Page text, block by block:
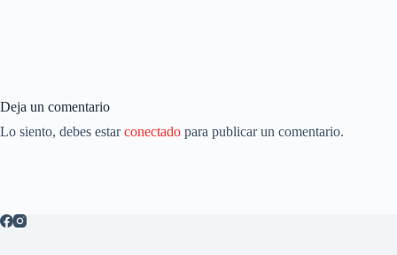
Deja un comentario
Lo siento, debes estarconectado para publicar un comentario.